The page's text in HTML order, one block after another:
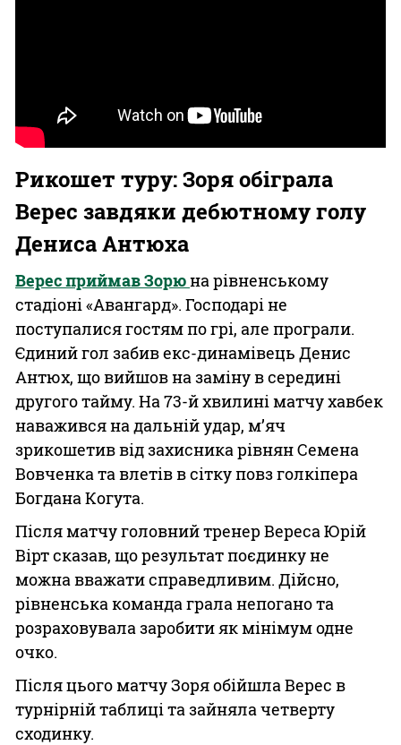
Рикошет туру: Зоря обіграла
Верес завдяки дебютному голу
Дениса Антюха
Верес приймав Зорюна рівненському
стадіоні «Авангард». Господарі не
поступалися гостям по грі, але програли.
Єдиний гол забив екс-динамівець Денис
Антюх, що вийшов на заміну в середині
другого тайму. На 73-й хвилині матчу хавбек
наважився на дальній удар, м’яч
зрикошетив від захисника рівнян Семена
Вовченка та влетів в сітку повз голкіпера
Богдана Когута.
Після матчу головний тренер Вереса Юрій
Вірт сказав, що результат поєдинку не
можна вважати справедливим. Дійсно,
рівненська команда грала непогано та
розраховувала заробити як мінімум одне
очко.
Після цього матчу Зоря обійшла Верес в
турнірній таблиці та зайняла четверту
сходинку.